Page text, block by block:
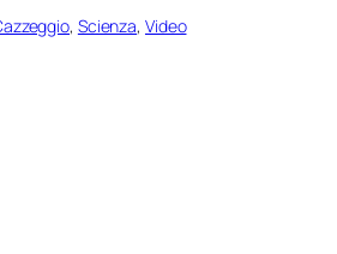
, Scienza, Video